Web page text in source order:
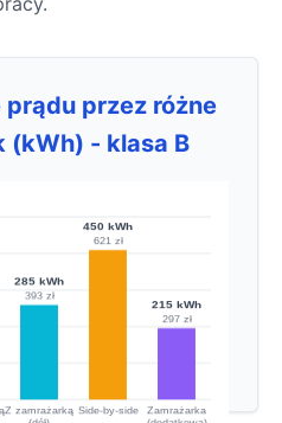
prądu przez różne
- klasa B